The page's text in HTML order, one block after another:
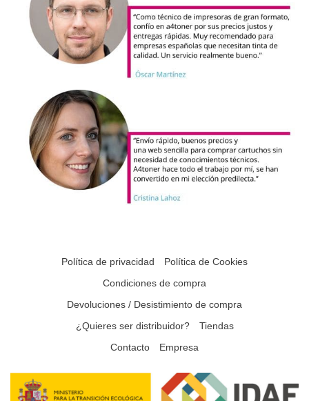
Política de privacidad
Política de Cookies
Condiciones de compra
Devoluciones / Desistimiento de compra
¿Quieres ser distribuidor?
Tiendas
Contacto
Empresa